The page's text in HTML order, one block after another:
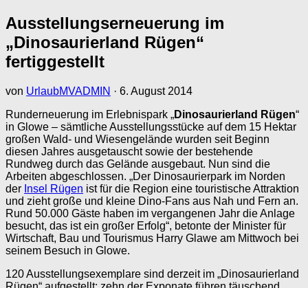
Ausstellungserneuerung im
„Dinosaurierland Rügen“
fertiggestellt
von UrlaubMVADMIN · 6. August 2014
Runderneuerung im Erlebnispark „Dinosaurierland Rügen“
in Glowe – sämtliche Ausstellungsstücke auf dem 15 Hektar
großen Wald- und Wiesengelände wurden seit Beginn
diesen Jahres ausgetauscht sowie der bestehende
Rundweg durch das Gelände ausgebaut. Nun sind die
Arbeiten abgeschlossen. „Der Dinosaurierpark im Norden
der Insel Rügen ist für die Region eine touristische Attraktion
und zieht große und kleine Dino-Fans aus Nah und Fern an.
Rund 50.000 Gäste haben im vergangenen Jahr die Anlage
besucht, das ist ein großer Erfolg“, betonte der Minister für
Wirtschaft, Bau und Tourismus Harry Glawe am Mittwoch bei
seinem Besuch in Glowe.
120 Ausstellungsexemplare sind derzeit im „Dinosaurierland